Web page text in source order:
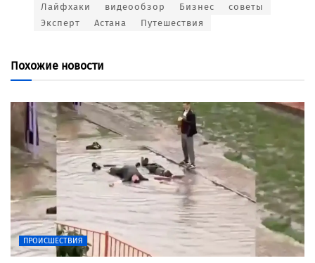
Лайфхаки
видеообзор Бизнес
советы
Эксперт
Астана Путешествия
Похожие новости
ПРОИСШЕСТВИЯ